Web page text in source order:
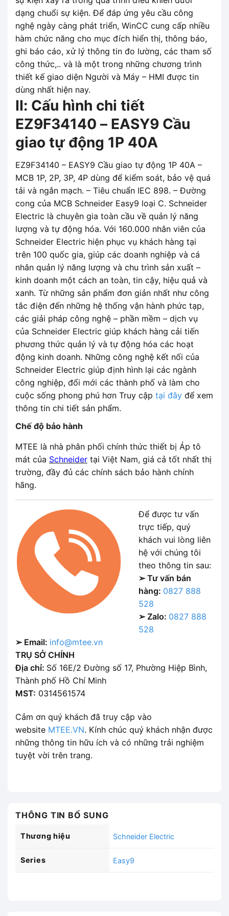
dạng chuổi sự kiện. Để đáp ứng yêu cầu công
nghệ ngày càng phát triển, WinCC cung cấp nhiều
hàm chức năng cho mục đích hiển thị, thông báo,
ghi báo cáo, xử lý thông tin đo lường, các tham số
công thức,.. và là một trong những chương trình
thiết kế giao diện Người và Máy – HMI được tin
dùng nhất hiện nay.
II: Cấu hình chi tiết
EZ9F34140 – EASY9 Cầu
giao tự động 1P 40A
EZ9F34140 – EASY9 Cầu giao tự động 1P 40A –
MCB 1P, 2P, 3P, 4P dùng để kiểm soát, bảo vệ quá
tải và ngắn mạch. – Tiêu chuẩn IEC 898. – Đường
cong của MCB Schneider Easy9 loại C. Schneider
Electric là chuyên gia toàn cầu về quản lý năng
lượng và tự động hóa. Với 160.000 nhân viên của
Schneider Electric hiện phục vụ khách hàng tại
trên 100 quốc gia, giúp các doanh nghiệp và cá
nhân quản lý năng lượng và chu trình sản xuất –
kinh doanh một cách an toàn, tin cậy, hiệu quả và
xanh. Từ những sản phẩm đơn giản nhất như công
tắc điện đến những hệ thống vận hành phức tạp,
các giải pháp công nghệ – phần mềm – dịch vụ
của Schneider Electric giúp khách hàng cải tiến
phương thức quản lý và tự động hóa các hoạt
động kinh doanh. Những công nghệ kết nối của
Schneider Electric giúp định hình lại các ngành
công nghiệp, đổi mới các thành phố và làm cho
cuộc sống phong phú hơn Truy cập tại đây để xem
thông tin chi tiết sản phẩm.
Chế độ bảo hành
MTEE là nhà phân phối chính thức thiết bị Áp tô
mát của Schneider tại Việt Nam, giá cả tốt nhất thị
trường, đầy đủ các chính sách bảo hành chính
hãng.
Để được tư vấn
trực tiếp, quý
khách vui lòng liên
hệ với chúng tôi
theo thông tin sau:
➢ Tư vấn bán
hàng: 0827 888
528
➢ Zalo: 0827 888
528
➢ Email: info@mtee.vn
TRỤ SỞ CHÍNH
Địa chỉ: Số 16E/2 Đường số 17, Phường Hiệp Bình,
Thành phố Hồ Chí Minh
MST: 0314561574
Cảm ơn quý khách đã truy cập vào
website MTEE.VN. Kính chúc quý khách nhận được
những thông tin hữu ích và có những trải nghiệm
tuyệt vời trên trang.
THÔNG TIN BỔ SUNG
Thương hiệu Schneider Electric
Series Easy9